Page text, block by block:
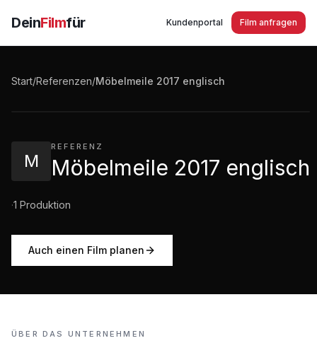
DeinFilmfür Kundenportal Film anfragen
Start/Referenzen/Möbelmeile 2017 englisch
M
REFERENZ
Möbelmeile 2017 englisch
·1 Produktion
Auch einen Film planen
Möbelmeile 2017 englisch
ÜBER DAS UNTERNEHMEN